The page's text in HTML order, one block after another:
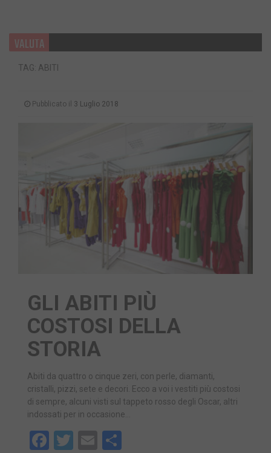
VALUTA
TAG: ABITI
Pubblicato il 3 Luglio 2018
GLI ABITI PIÙ
COSTOSI DELLA
STORIA
Abiti da quattro o cinque zeri, con perle, diamanti,
cristalli, pizzi, sete e decori. Ecco a voi i vestiti più costosi
di sempre, alcuni visti sul tappeto rosso degli Oscar, altri
indossati per in occasione…
Facebook
Twitter
Email